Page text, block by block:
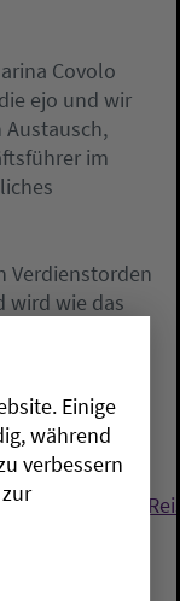
Covolo
ejo und wir
im
Verdienstorden
wird wie das
auf
geistigem
im Internet
Berichte/DE/
Einige
während
verbessern